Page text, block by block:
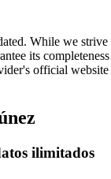
While we strive
its completeness
official website
ilimitados